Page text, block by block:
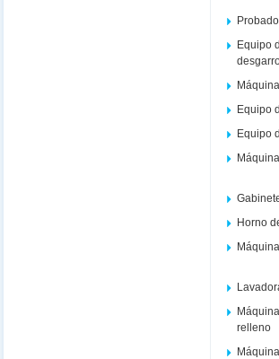
Equipo
Equipo
Equipo
Horno
relleno